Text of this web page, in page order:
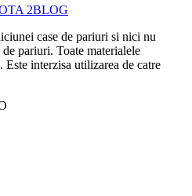
2BLOG
case de pariuri si nici nu
pariuri. Toate materialele
interzisa utilizarea de catre